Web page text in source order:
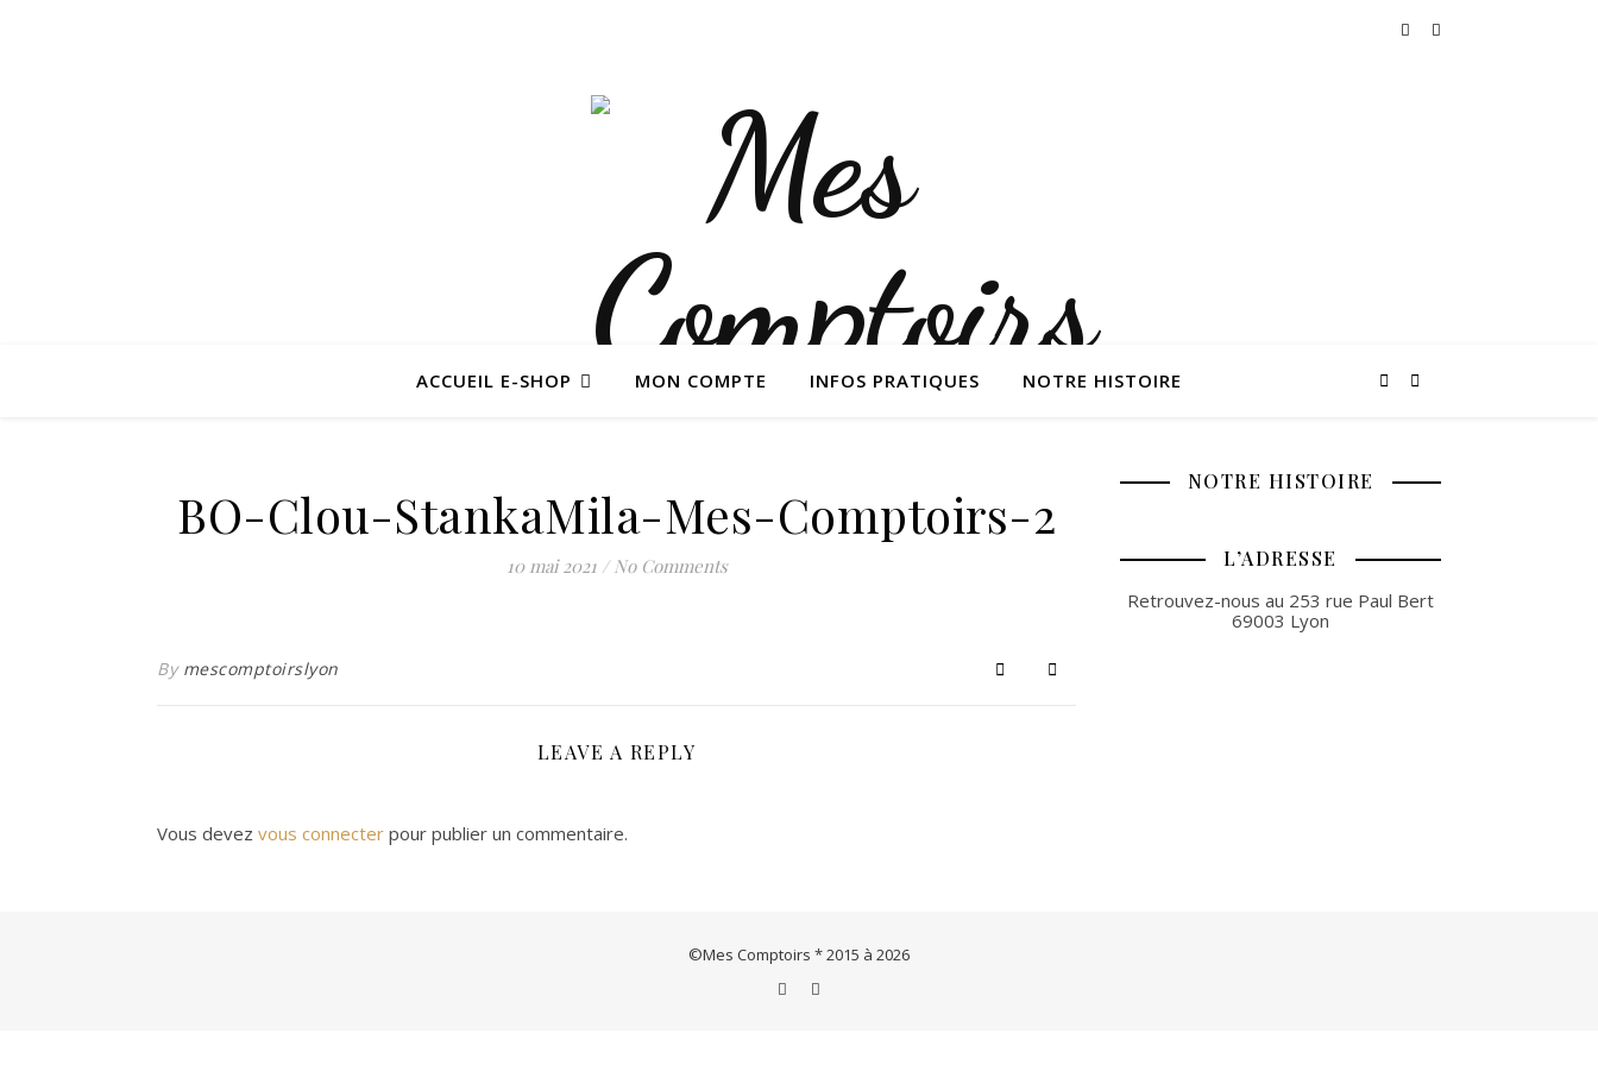
ACCUEIL E-SHOP MON COMPTE INFOS PRATIQUES NOTRE HISTOIRE
BO-Clou-StankaMila-Mes-Comptoirs-2
10 mai 2021 / No Comments
By mescomptoirslyon
LEAVE A REPLY
Vous devez vous connecter pour publier un commentaire.
NOTRE HISTOIRE
L’ADRESSE
Retrouvez-nous au 253 rue Paul Bert
69003 Lyon
©Mes Comptoirs * 2015 à 2026